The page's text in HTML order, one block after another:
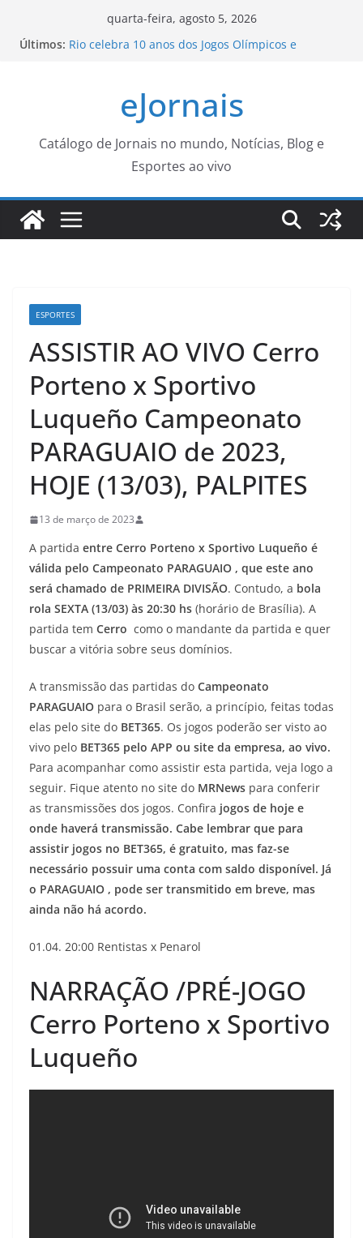
quarta-feira, agosto 5, 2026
Últimos: Rio celebra 10 anos dos Jogos Olímpicos e
Grupo de Trabalho de revisão do PGD lançará
questionário de avaliação – IFSP
Redução da taxa de juros ainda é insuficiente,
avaliam entidades
Seinfra realiza serviços de tapa-buraco em quase
50 bairros nesta quinta-feira
eJornais
Catálogo de Jornais no mundo, Notícias, Blog e
Esportes ao vivo
ESPORTES
ASSISTIR AO VIVO Cerro
Porteno x Sportivo
Luqueño Campeonato
PARAGUAIO de 2023,
HOJE (13/03), PALPITES
13 de março de 2023
A partida entre Cerro Porteno x Sportivo Luqueño é
válida pelo Campeonato PARAGUAIO , que este ano
será chamado de PRIMEIRA DIVISÃO. Contudo, a bola
rola SEXTA (13/03) às 20:30 hs (horário de Brasília). A
partida tem Cerro como o mandante da partida e quer
buscar a vitória sobre seus domínios.
A transmissão das partidas do Campeonato
PARAGUAIO para o Brasil serão, a princípio, feitas todas
elas pelo site do BET365. Os jogos poderão ser visto ao
vivo pelo BET365 pelo APP ou site da empresa, ao vivo.
Para acompanhar como assistir esta partida, veja logo a
seguir. Fique atento no site do MRNews para conferir
as transmissões dos jogos. Confira jogos de hoje e
onde haverá transmissão. Cabe lembrar que para
assistir jogos no BET365, é gratuito, mas faz-se
necessário possuir uma conta com saldo disponível. Já
o PARAGUAIO , pode ser transmitido em breve, mas
ainda não há acordo.
01.04. 20:00 Rentistas x Penarol
NARRAÇÃO /PRÉ-JOGO
Cerro Porteno x Sportivo
Luqueño